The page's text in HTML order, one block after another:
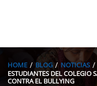
HOME BLOG
NOTICIAS
ESTUDIANTES DEL COLEGIO
CONTRA EL BULLYING